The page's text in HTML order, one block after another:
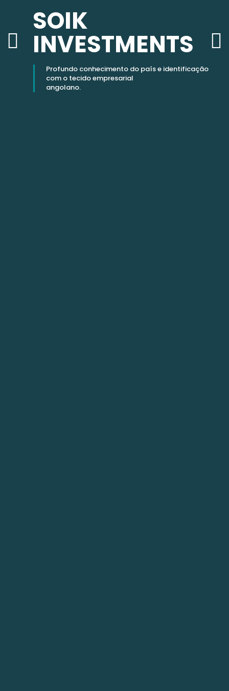
Profundo conhecimento do país e identificação
com o tecido empresarial
angolano.
SOIK
INVESTMENTS